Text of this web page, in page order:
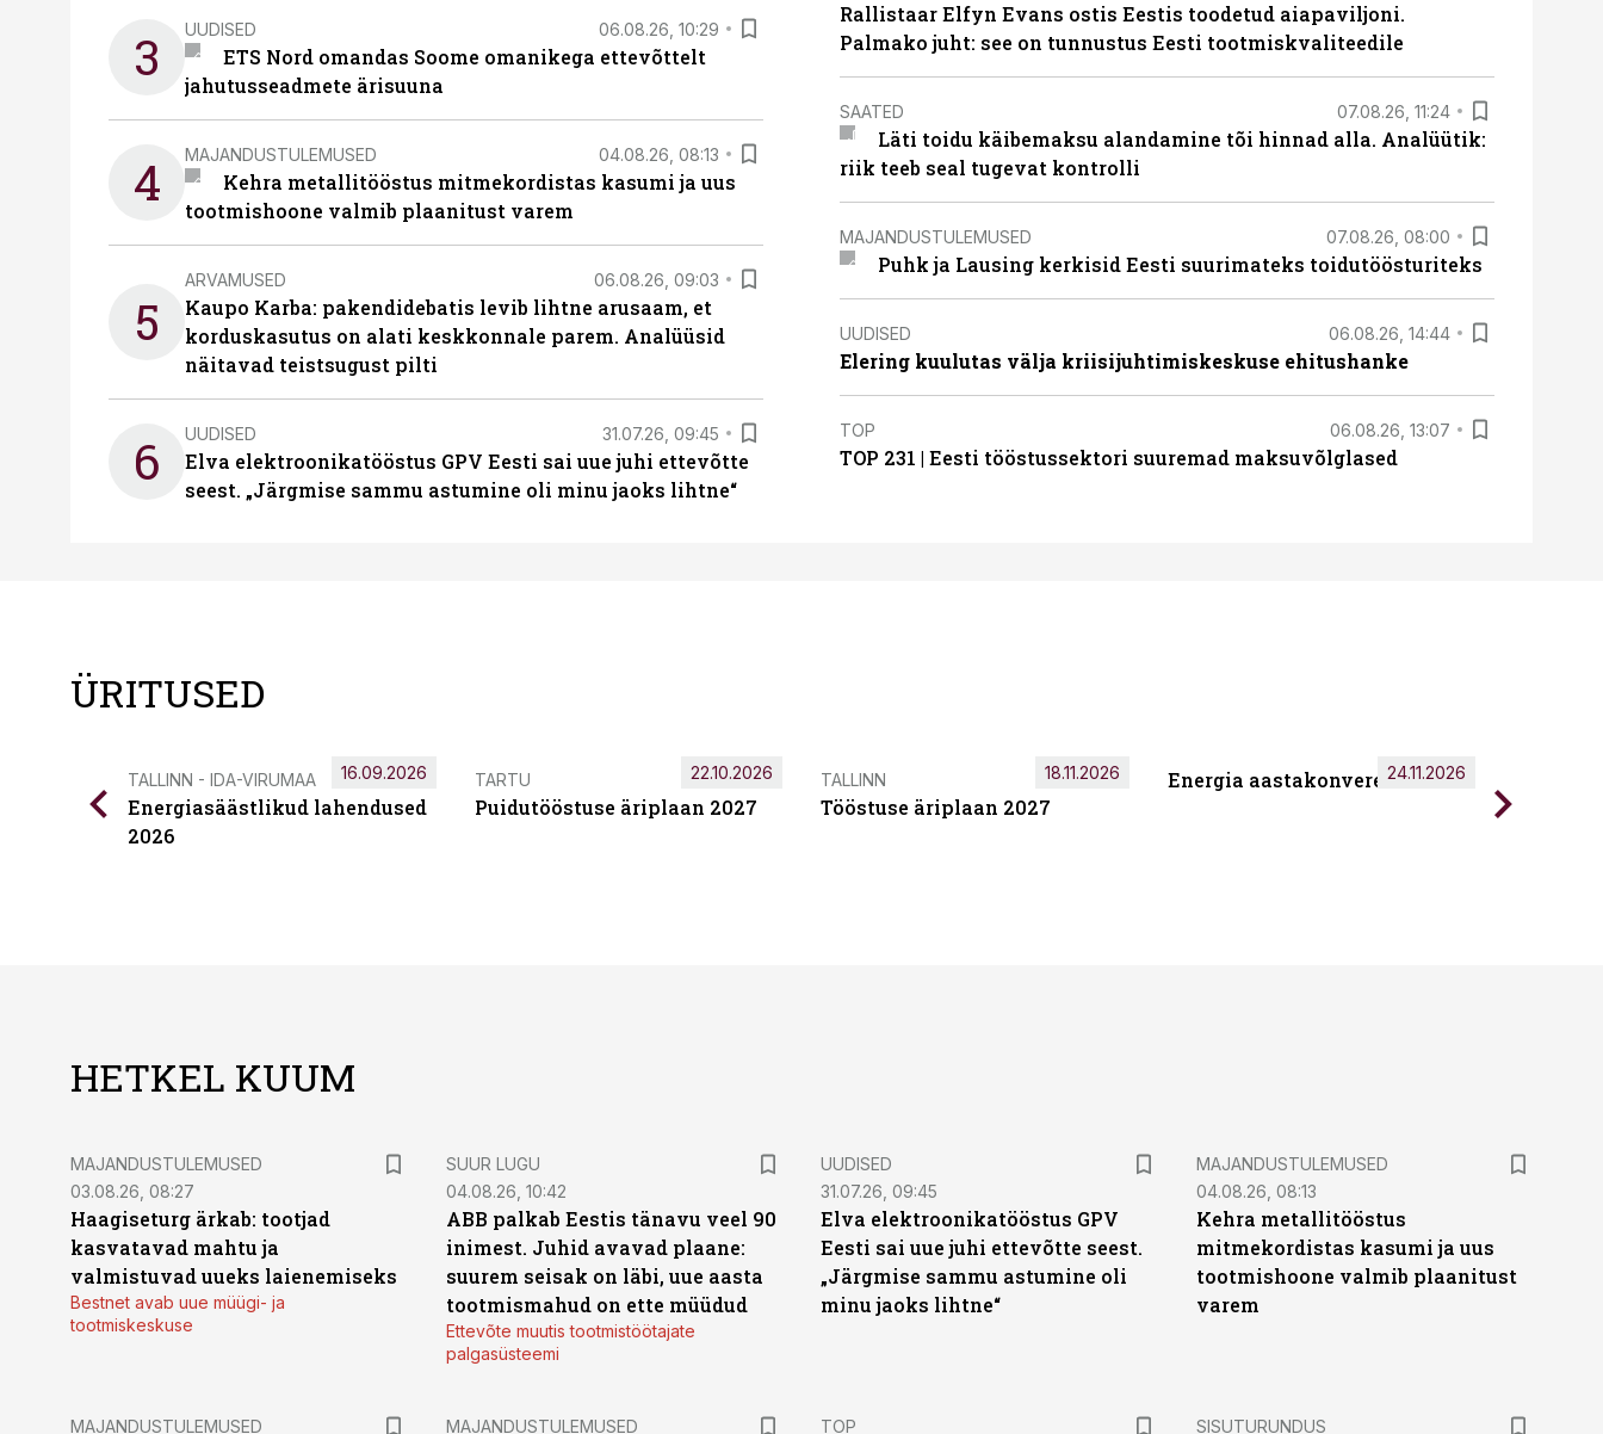
3 UUDISED 06.08.26, 10:29
ETS Nord omandas Soome omanikega ettevõttelt
jahutusseadmete ärisuuna
4 MAJANDUSTULEMUSED 04.08.26, 08:13
Kehra metallitööstus mitmekordistas kasumi ja uus
tootmishoone valmib plaanitust varem
5
ARVAMUSED 06.08.26, 09:03
Kaupo Karba: pakendidebatis levib lihtne arusaam, et
korduskasutus on alati keskkonnale parem. Analüüsid
näitavad teistsugust pilti
6 UUDISED 31.07.26, 09:45
Elva elektroonikatööstus GPV Eesti sai uue juhi ettevõtte
seest. „Järgmise sammu astumine oli minu jaoks lihtne“
Rallistaar Elfyn Evans ostis Eestis toodetud aiapaviljoni.
Palmako juht: see on tunnustus Eesti tootmiskvaliteedile
SAATED 07.08.26, 11:24
Läti toidu käibemaksu alandamine tõi hinnad alla. Analüütik:
riik teeb seal tugevat kontrolli
MAJANDUSTULEMUSED 07.08.26, 08:00
Puhk ja Lausing kerkisid Eesti suurimateks toidutöösturiteks
UUDISED 06.08.26, 14:44
Elering kuulutas välja kriisijuhtimiskeskuse ehitushanke
TOP 06.08.26, 13:07
TOP 231 | Eesti tööstussektori suuremad maksuvõlglased
ÜRITUSED
TALLINN - IDA-VIRUMAA
Energiasäästlikud lahendused
2026
16.09.2026 TARTU
Puidutööstuse äriplaan 2027
22.10.2026 TALLINN
Tööstuse äriplaan 2027
18.11.2026 Energia aastakonverents 2026
24.11.2026
HETKEL KUUM
MAJANDUSTULEMUSED
03.08.26, 08:27
Haagiseturg ärkab: tootjad
kasvatavad mahtu ja
valmistuvad uueks laienemiseks
Bestnet avab uue müügi- ja
tootmiskeskuse
SUUR LUGU
04.08.26, 10:42
ABB palkab Eestis tänavu veel 90
inimest. Juhid avavad plaane:
suurem seisak on läbi, uue aasta
tootmismahud on ette müüdud
Ettevõte muutis tootmistöötajate
palgasüsteemi
UUDISED
31.07.26, 09:45
Elva elektroonikatööstus GPV
Eesti sai uue juhi ettevõtte seest.
„Järgmise sammu astumine oli
minu jaoks lihtne“
MAJANDUSTULEMUSED
04.08.26, 08:13
Kehra metallitööstus
mitmekordistas kasumi ja uus
tootmishoone valmib plaanitust
varem
MAJANDUSTULEMUSED MAJANDUSTULEMUSED TOP ST
SISUTURUNDUS